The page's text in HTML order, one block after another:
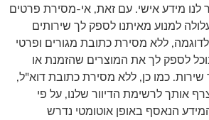
לנו מידע אישי. עם זאת, אי-מסירת פרטים
למנוע מאיתנו לספק לך שירותים
ללא מסירת כתובת מגורים ופרטי
לספק לך את המוצרים שהזמנת או
שירות. כמו כן, ללא מסירת כתובת דוא"ל,
אותך לרשימת הדיוור שלנו, על פי
הנאסף באופן אוטומטי נדרש